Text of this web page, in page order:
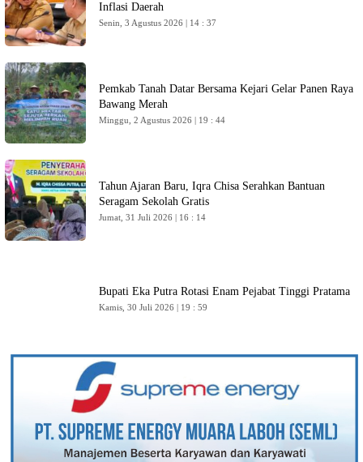
Inflasi Daerah
Senin, 3 Agustus 2026 | 14 : 37
Pemkab Tanah Datar Bersama Kejari Gelar Panen Raya
Bawang Merah
Minggu, 2 Agustus 2026 | 19 : 44
Tahun Ajaran Baru, Iqra Chisa Serahkan Bantuan
Seragam Sekolah Gratis
Jumat, 31 Juli 2026 | 16 : 14
Bupati Eka Putra Rotasi Enam Pejabat Tinggi Pratama
Kamis, 30 Juli 2026 | 19 : 59